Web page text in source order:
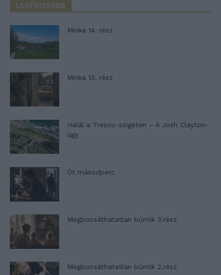
LEGFRISSEBB
Minka 14. rész
Minka 13. rész
Halál a Tresco-szigeten – A Josh Clayton-
ügy
Öt másodperc
Megbocsáthatatlan bűnök 3.rész
Megbocsáthatatlan bűnök 2.rész